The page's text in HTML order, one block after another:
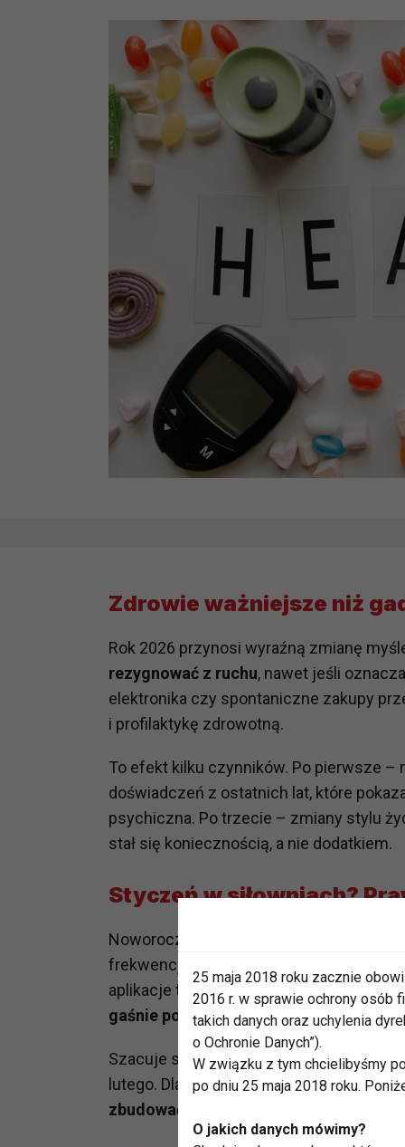
Zdrowie ważniejsze niż
Rok 2026 przynosi wyraźną zmianę
rezygnować z ruchu, nawet jeśli
elektronika czy spontaniczne zakupy
i profilaktykę zdrowotną.
To efekt kilku czynników. Po pierwsze
doświadczeń z ostatnich lat, które
psychiczna. Po trzecie – zmiany stylu
stał się koniecznością, a nie dodatkiem.
Styczeń w siłowniach?
Noworoczne postanowienia nadal
frekwencji w klubach fitness. Sprzedaż
aplikacje treningowe notują skoki liczby
gaśnie po kilku tygodniach
Szacuje się, że nawet trzy czwarte
lutego. Dla branży fitness to największe
zbudować nawyk
25 maja 2018 roku zacznie
2016 r. w sprawie ochrony osób
takich danych oraz uchylenia
o Ochronie Danych”).
W związku z tym chcielibyśmy
po dniu 25 maja 2018 roku.
O jakich danych mówimy?